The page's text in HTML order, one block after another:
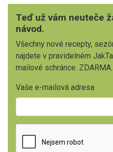
Teď už vám neuteče
návod.
Všechny nové recepty,
najdete v pravidelném
mailové schránce. ZDARMA.
Vaše e-mailová adresa